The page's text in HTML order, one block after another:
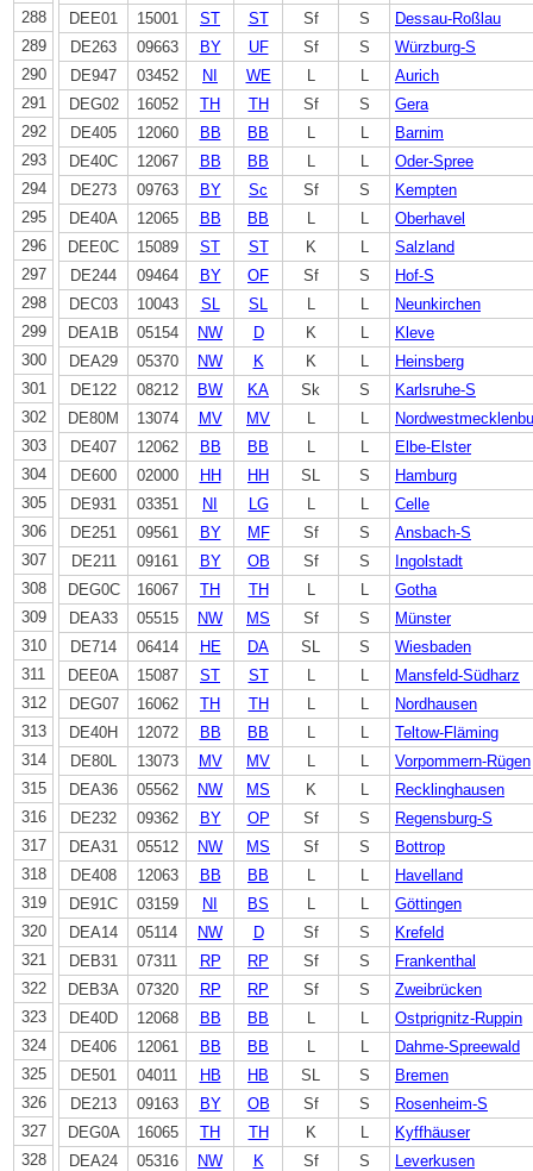
288
289
290
291
292
293
294
295
296
297
298
299
300
301
302
303
304
305
306
307
308
309
310
311
312
313
314
315
316
317
318
319
320
321
322
323
324
325
326
327
328
DEE01
15001 ST ST Sf S
Dessau-Roßlau
DE263
09663 BY UF Sf S
Würzburg-S
DE947
03452 NI WE L L
Aurich
DEG02
16052 TH TH Sf S
Gera
DE405
12060 BB BB L L
Barnim
DE40C
12067 BB BB L L
Oder-Spree
DE273
09763 BY Sc Sf S
Kempten
DE40A
12065 BB BB L L
Oberhavel
DEE0C
15089 ST ST K L
Salzland
DE244
09464 BY OF Sf S
Hof-S
DEC03
10043 SL SL L L
Neunkirchen
DEA1B
05154 NW D K L
Kleve
DEA29
05370 NW K K L
Heinsberg
DE122
08212 BW KA Sk S
Karlsruhe-S
DE80M
13074 MV MV L L
DE407
12062 BB BB L L
Elbe-Elster
DE600
02000 HH HH SL S
Hamburg
DE931
03351 NI LG L L
Celle
DE251
09561 BY MF Sf S
Ansbach-S
DE211
09161 BY OB Sf S
Ingolstadt
DEG0C
16067 TH TH L L
Gotha
DEA33
05515 NW MS Sf S
Münster
DE714
06414 HE DA SL S
Wiesbaden
DEE0A
15087 ST ST L L
Mansfeld-Südharz
DEG07
16062 TH TH L L
Nordhausen
DE40H
12072 BB BB L L
Teltow-Fläming
DE80L
13073 MV MV L L
Vorpommern-Rügen
DEA36
05562 NW MS K L
Recklinghausen
DE232
09362 BY OP Sf S
Regensburg-S
DEA31
05512 NW MS Sf S
Bottrop
DE408
12063 BB BB L L
Havelland
DE91C
03159 NI BS L L
Göttingen
DEA14
05114 NW D Sf S
Krefeld
DEB31
07311 RP RP Sf S
Frankenthal
DEB3A
07320 RP RP Sf S
Zweibrücken
DE40D
12068 BB BB L L
Ostprignitz-Ruppin
DE406
12061 BB BB L L
Dahme-Spreewald
DE501
04011 HB HB SL S
Bremen
DE213
09163 BY OB Sf S
Rosenheim-S
DEG0A
16065 TH TH K L
Kyffhäuser
DEA24
05316 NW K Sf S
Leverkusen